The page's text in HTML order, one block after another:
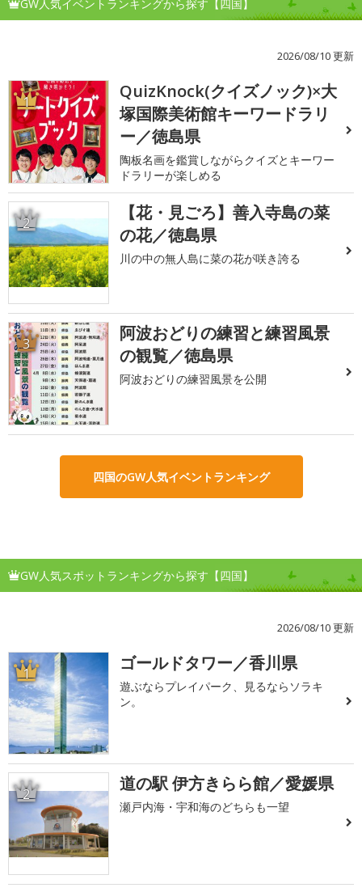
GW人気イベントランキングから探す【四国】
2026/08/10 更新
1
QuizKnock(クイズノック)×大
塚国際美術館キーワードラリ
ー／徳島県
陶板名画を鑑賞しながらクイズとキーワー
ドラリーが楽しめる
2
【花・見ごろ】善入寺島の菜
の花／徳島県
川の中の無人島に菜の花が咲き誇る
3
阿波おどりの練習と練習風景
の観覧／徳島県
阿波おどりの練習風景を公開
四国のGW人気イベントランキング
GW人気スポットランキングから探す【四国】
2026/08/10 更新
1 ゴールドタワー／香川県
遊ぶならプレイパーク、見るならソラキ
ン。
2 道の駅 伊方きらら館／愛媛県
瀬戸内海・宇和海のどちらも一望